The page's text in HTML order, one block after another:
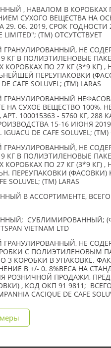
, НАВАЛОМ В КОРОБКАХ
СУХОГО ВЕЩЕСТВА НА
06. 2019, СРОК ГОДНОСТИ
LIMITED"; (TM) ОТСУТСТВУЕТ
НЕ
КГ В ПОЛИЭТИЛЕНОВЫЕ
ПО 27 КГ (3*9 КГ)
ПЕРЕУПАКОВКИ
CAFE SOLUVEL; (TM) LARAS
НА СУХОЕ ВЕЩЕСТВО 100%,
100015363 - 5760 КГ, 288
15-16 ИЮНЯ
DE CAFE SOLUVEL;
НЕ
КГ В ПОЛИЭТИЛЕНОВЫЕ
ПО 27 КГ (3*9 КГ)
ПЕРЕУПАКОВКИ (ФАСОВКИ)
SOLUVEL; (TM) LARAS
В АССОРТИМЕНТЕ,
СУБЛИМИРОВАННЫЙ;
VIETNAM LTD
НЕ
С ПОЛИЭТИЛЕНОВЫМ
3 КОРОБКИ В УПАКОВКЕ.
В +/- 0. 8%ВЕСА НА
РОЗНИЧНОЙ ПРОДАЖИ,
, КОД ОКП 91 9811;
CACIQUE DE CAFE